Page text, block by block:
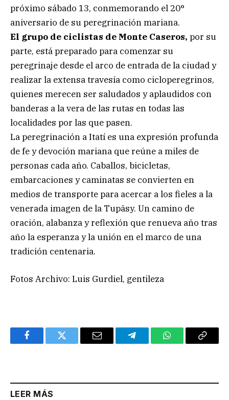
próximo sábado 13, conmemorando el 20°
aniversario de su peregrinación mariana.
El grupo de ciclistas de Monte Caseros, por su
parte, está preparado para comenzar su
peregrinaje desde el arco de entrada de la ciudad y
realizar la extensa travesía como cicloperegrinos,
quienes merecen ser saludados y aplaudidos con
banderas a la vera de las rutas en todas las
localidades por las que pasen.
La peregrinación a Itatí es una expresión profunda
de fe y devoción mariana que reúne a miles de
personas cada año. Caballos, bicicletas,
embarcaciones y caminatas se convierten en
medios de transporte para acercar a los fieles a la
venerada imagen de la Tupãsy. Un camino de
oración, alabanza y reflexión que renueva año tras
año la esperanza y la unión en el marco de una
tradición centenaria.
Fotos Archivo: Luis Gurdiel, gentileza
FacebookTwitter Email TelegramWhatsAppCopy
LEER MÁS